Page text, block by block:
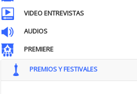
VIDEO ENTREVISTAS
AUDIOS
PREMIERE
PREMIOS Y FESTIVALES